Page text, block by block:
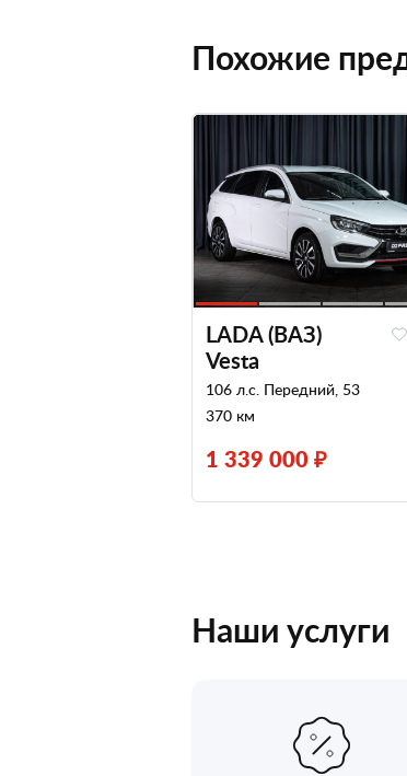
Похожие
LADA (ВАЗ)
Vesta
106 л.с. Передний, 53
370 км
1 339 000 ₽
Наши услуги